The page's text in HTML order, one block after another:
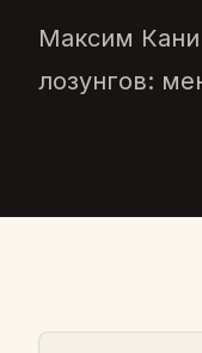
Максим
лозунгов: